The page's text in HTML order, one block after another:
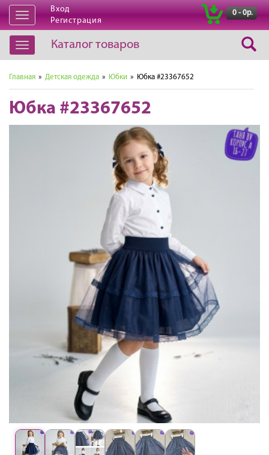
Открыть
навигацию
Вход
Регистрация
0 - 0р.
Открыть
навигацию
Каталог товаров
Главная » Детская одежда » Юбки » Юбка #23367652
Юбка #23367652